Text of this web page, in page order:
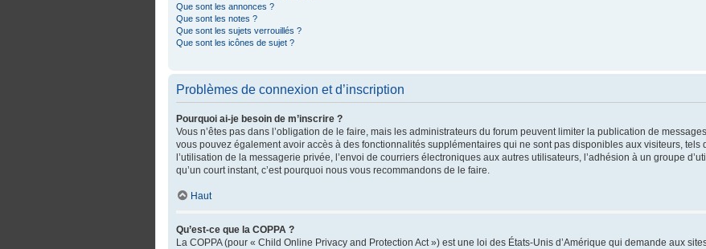
Que sont les annonces ?
Que sont les notes ?
Que sont les sujets verrouillés ?
Que sont les icônes de sujet ?
Problèmes de connexion et d’inscription
Pourquoi ai-je besoin de m’inscrire ?
Vous n’êtes pas dans l’obligation de le faire, mais les administrateurs du forum peuvent limiter la publication de
vous pouvez également avoir accès à des fonctionnalités supplémentaires qui ne sont pas disponibles aux visiteurs, tels
l’utilisation de la messagerie privée, l’envoi de courriers électroniques aux autres utilisateurs, l’adhésion à un groupe
qu’un court instant, c’est pourquoi nous vous recommandons de le faire.
Haut
Qu’est-ce que la COPPA ?
La COPPA (pour « Child Online Privacy and Protection Act ») est une loi des États-Unis d’Amérique qui demande aux